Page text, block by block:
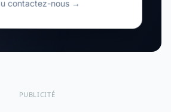
contactez-nous →
PUBLICITÉ